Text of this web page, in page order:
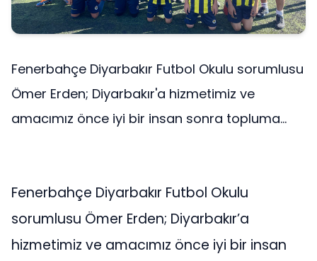
Fenerbahçe Diyarbakır Futbol Okulu sorumlusu
Ömer Erden; Diyarbakır'a hizmetimiz ve
amacımız önce iyi bir insan sonra topluma...
Fenerbahçe Diyarbakır Futbol Okulu
sorumlusu Ömer Erden; Diyarbakır’a
hizmetimiz ve amacımız önce iyi bir insan